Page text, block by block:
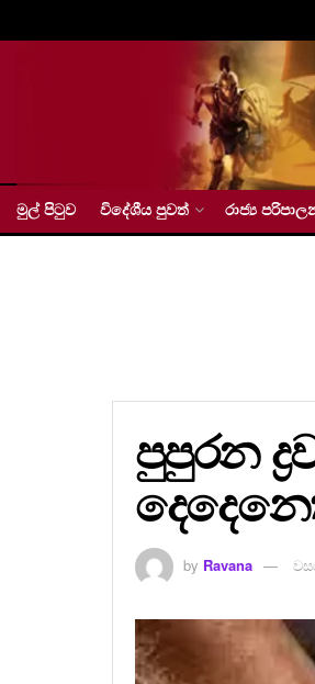
මුල් පිටුව විදේශීය පුවත් රාජ්‍ය
පුපුරන
by Ravana